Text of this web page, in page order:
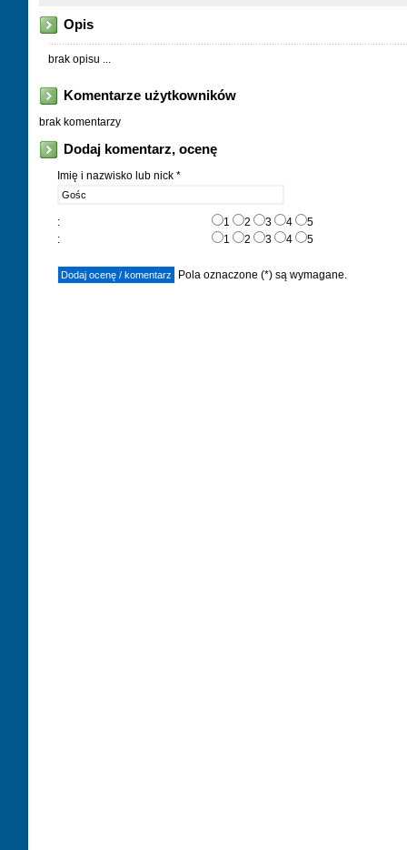
Opis
brak opisu ...
Komentarze użytkowników
brak komentarzy
Dodaj komentarz, ocenę
Imię i nazwisko lub nick *
: 1 2 3 4
5
:
1 2 3 4 5
Pola oznaczone (*) są wymagane.